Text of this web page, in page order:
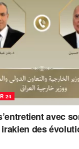
24
avec
des